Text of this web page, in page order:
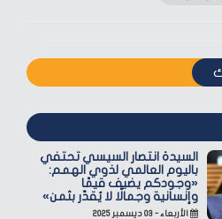
السيدة انتصار السيسي تحتفي
باليوم العالمي لذوي الهمم:
«وجودكم يضيف قيمًا
وإنسانية وجمالًا لا يُقدّر بثمن»
الأربعاء - ٠٣ ديسمبر ٢٠٢٥